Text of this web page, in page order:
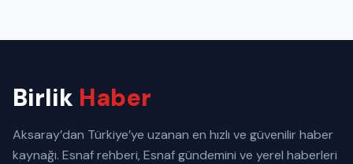
Birlik Haber
Aksaray’dan Türkiye’ye uzanan en hızlı ve güvenilir haber
kaynağı. Esnaf rehberi, Esnaf gündemini ve yerel haberleri